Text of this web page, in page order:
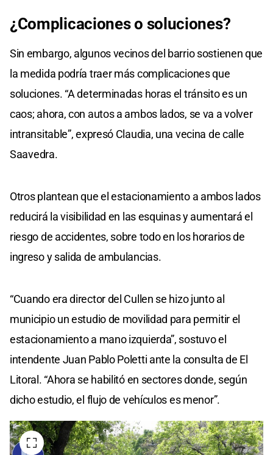
¿Complicaciones o soluciones?
Sin embargo, algunos vecinos del barrio sostienen que
la medida podría traer más complicaciones que
soluciones. “A determinadas horas el tránsito es un
caos; ahora, con autos a ambos lados, se va a volver
intransitable”, expresó Claudia, una vecina de calle
Saavedra.
Otros plantean que el estacionamiento a ambos lados
reducirá la visibilidad en las esquinas y aumentará el
riesgo de accidentes, sobre todo en los horarios de
ingreso y salida de ambulancias.
“Cuando era director del Cullen se hizo junto al
municipio un estudio de movilidad para permitir el
estacionamiento a mano izquierda”, sostuvo el
intendente Juan Pablo Poletti ante la consulta de El
Litoral. “Ahora se habilitó en sectores donde, según
dicho estudio, el flujo de vehículos es menor”.